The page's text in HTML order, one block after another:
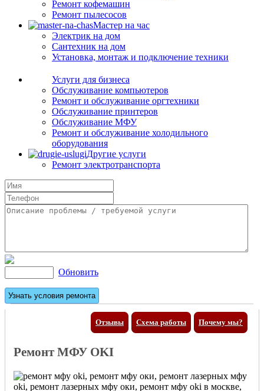
Ремонт кофемашин
Ремонт пылесосов
Мастер на час
Электрик на дом
Сантехник на дом
Установка, монтаж и подключение техники
Услуги для бизнеса
Обслуживание компьютеров
Ремонт и обслуживание оргтехники
Обслуживание принтеров
Обслуживание МФУ
Ремонт и обслуживание холодильного
оборудования
Другие услуги
Ремонт электротранспорта
Обновить
Отзывы Почему мы?
Схема работы
Ремонт МФУ OKI